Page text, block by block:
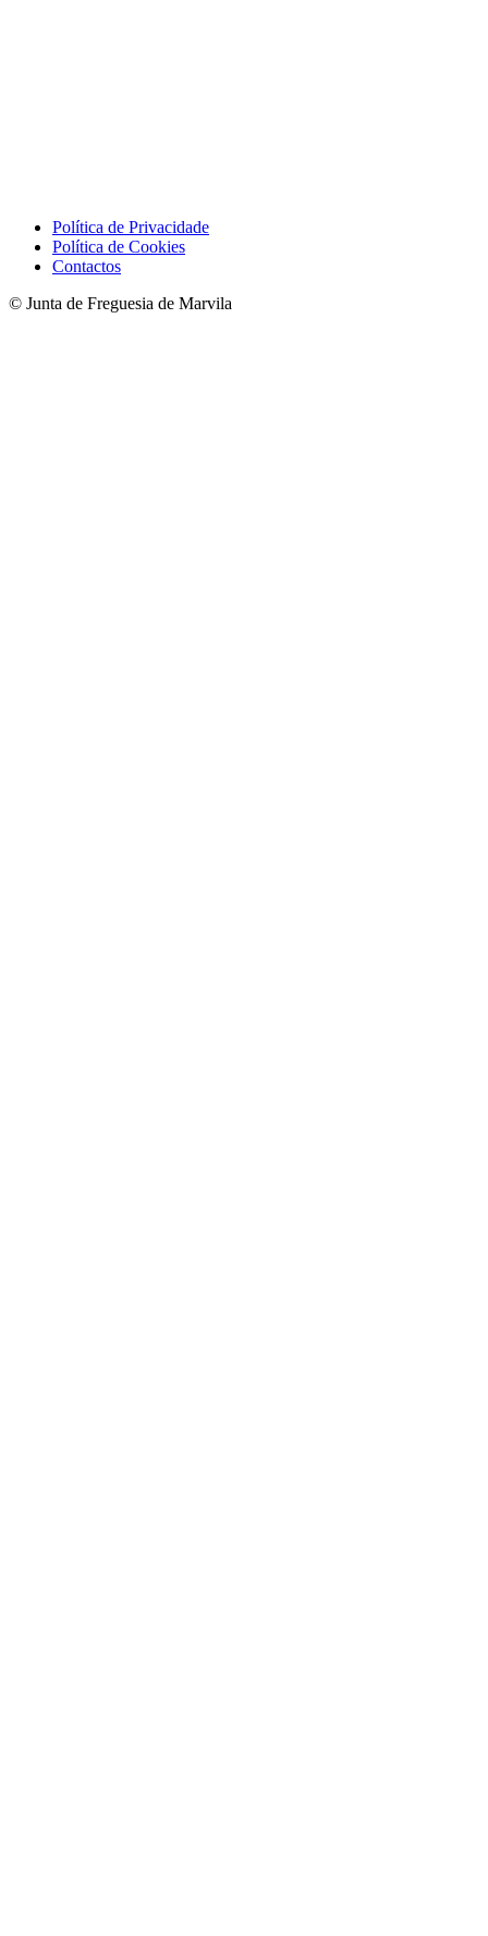
Política de Privacidade
Política de Cookies
Contactos
© Junta de Freguesia de Marvila